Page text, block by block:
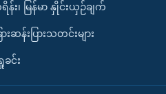
း၊ မြန်မာ နှိုင်းယှဉ်ချက်
းဆန်းပြားသတင်းများ
င်း